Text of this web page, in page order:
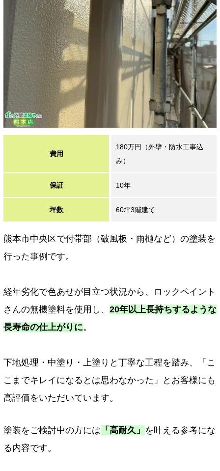
費用
180万円（外壁・防水工事込
み）
保証 10年
坪数 60坪3階建て
熊本市中央区で付帯部（破風板・雨樋など）の塗装を
行った事例です。
経年劣化で色あせが目立つ状況から、ロックペイント
さんの無機塗料を使用し、 20年以上長持ちするような
長寿命の仕上がりに。
下地処理・中塗り・上塗りと丁寧な工程を踏み、「こ
こまでキレイになるとは思わなかった」とお客様にも
高評価をいただいています。
塗装をご検討中の方には 「高耐久」 を叶える参考にな
る内容です。